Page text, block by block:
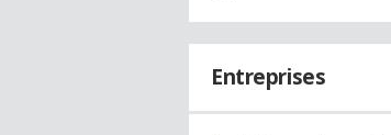
Entreprises